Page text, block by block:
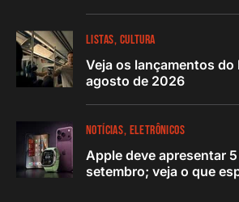
LISTAS CULTURA
Veja os lançamentos do
agosto de 2026
NOTÍCIAS ELETRÔNICOS
Apple deve apresentar
setembro; veja o que